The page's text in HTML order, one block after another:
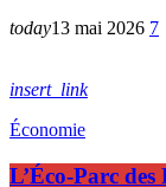
today13 mai 2026 7
insert_link
Économie
L’Éco-Parc